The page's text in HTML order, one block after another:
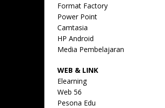
Format Factory
Power Point
Camtasia
HP Android
Media Pembelajaran
WEB & LINK
Elearning
Web 56
Pesona Edu